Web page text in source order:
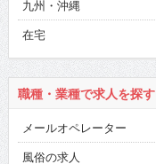
九州・沖縄
在宅
職種・業種で求人を探す
メールオペレーター
風俗の求人